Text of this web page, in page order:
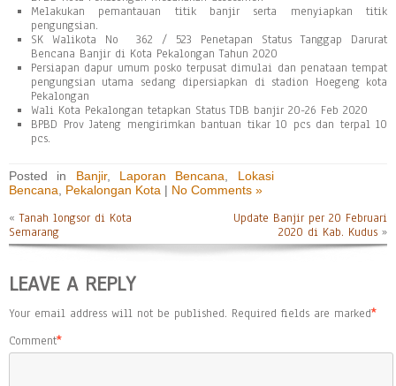
Melakukan pemantauan titik banjir serta menyiapkan titik
pengungsian.
SK Walikota No 362 / 523 Penetapan Status Tanggap Darurat
Bencana Banjir di Kota Pekalongan Tahun 2020
Persiapan dapur umum posko terpusat dimulai dan penataan tempat
pengungsian utama sedang dipersiapkan di stadion Hoegeng kota
Pekalongan
Wali Kota Pekalongan tetapkan Status TDB banjir 20-26 Feb 2020
BPBD Prov Jateng mengirimkan bantuan tikar 10 pcs dan terpal 10
pcs.
Posted in Banjir, Laporan Bencana
Lokasi
Bencana
Pekalongan Kota | No Comments »
«Tanah longsor di Kota
Semarang
Update Banjir per 20 Februari
2020 di Kab. Kudus »
LEAVE A REPLY
Your email address will not be published. Required fields are marked*
Comment*